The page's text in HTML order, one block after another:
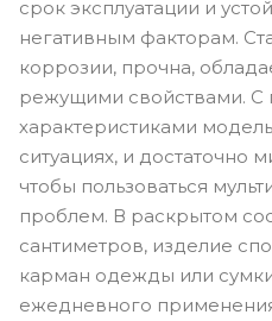
срок эксплуатации и
негативным факторам.
коррозии, прочна,
режущими свойствами.
характеристиками
ситуациях, и достаточно
чтобы пользоваться
проблем. В раскрытом
сантиметров, изделие
карман одежды или
ежедневного